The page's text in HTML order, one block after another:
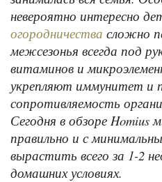
невероятно интересно
огородничества сложно
межсезонья всегда под
витаминов и
укрепляют иммунитет
сопротивляемость
Сегодня в обзоре
правильно и с
вырастить всего за 1-2
домашних условиях.